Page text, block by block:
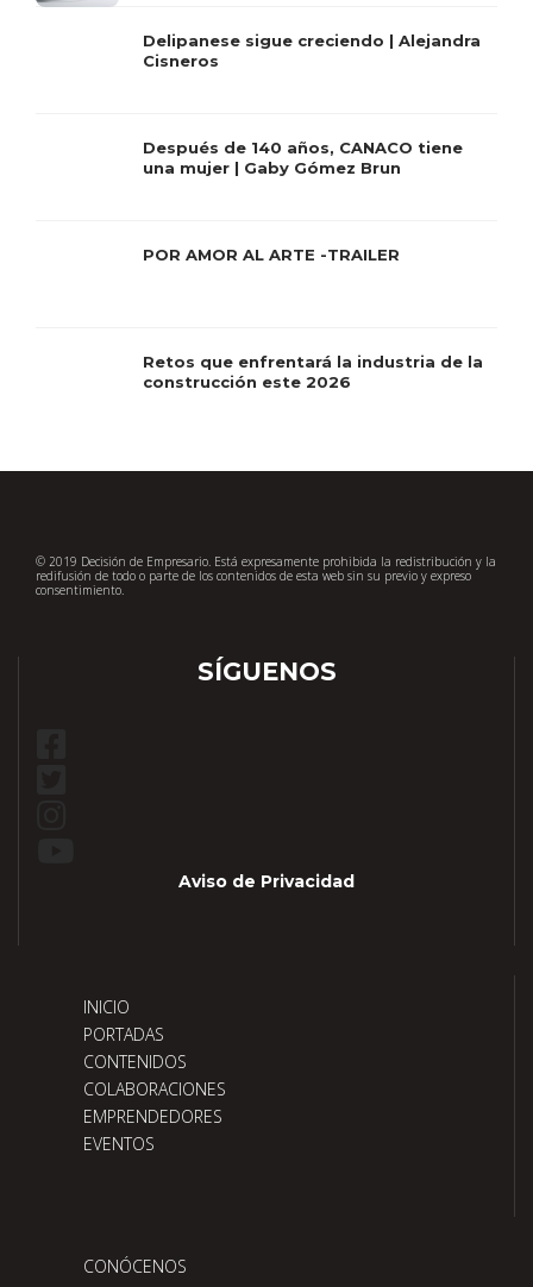
Delipanese sigue creciendo | Alejandra
Cisneros
Después de 140 años, CANACO tiene
una mujer | Gaby Gómez Brun
POR AMOR AL ARTE -TRAILER
Retos que enfrentará la industria de la
construcción este 2026
© 2019 Decisión de Empresario. Está expresamente prohibida la redistribución y la
redifusión de todo o parte de los contenidos de esta web sin su previo y expreso
consentimiento.
SÍGUENOS
Aviso de Privacidad
INICIO
PORTADAS
CONTENIDOS
COLABORACIONES
EMPRENDEDORES
EVENTOS
CONÓCENOS